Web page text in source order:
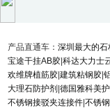
产品直通车： 深圳最大的
宝途干挂AB胶| 科达大力士
欢维牌植筋胶| 建筑粘钢胶|
大理石防护剂 德国雅科美
不锈钢接驳夹连接件| 不锈